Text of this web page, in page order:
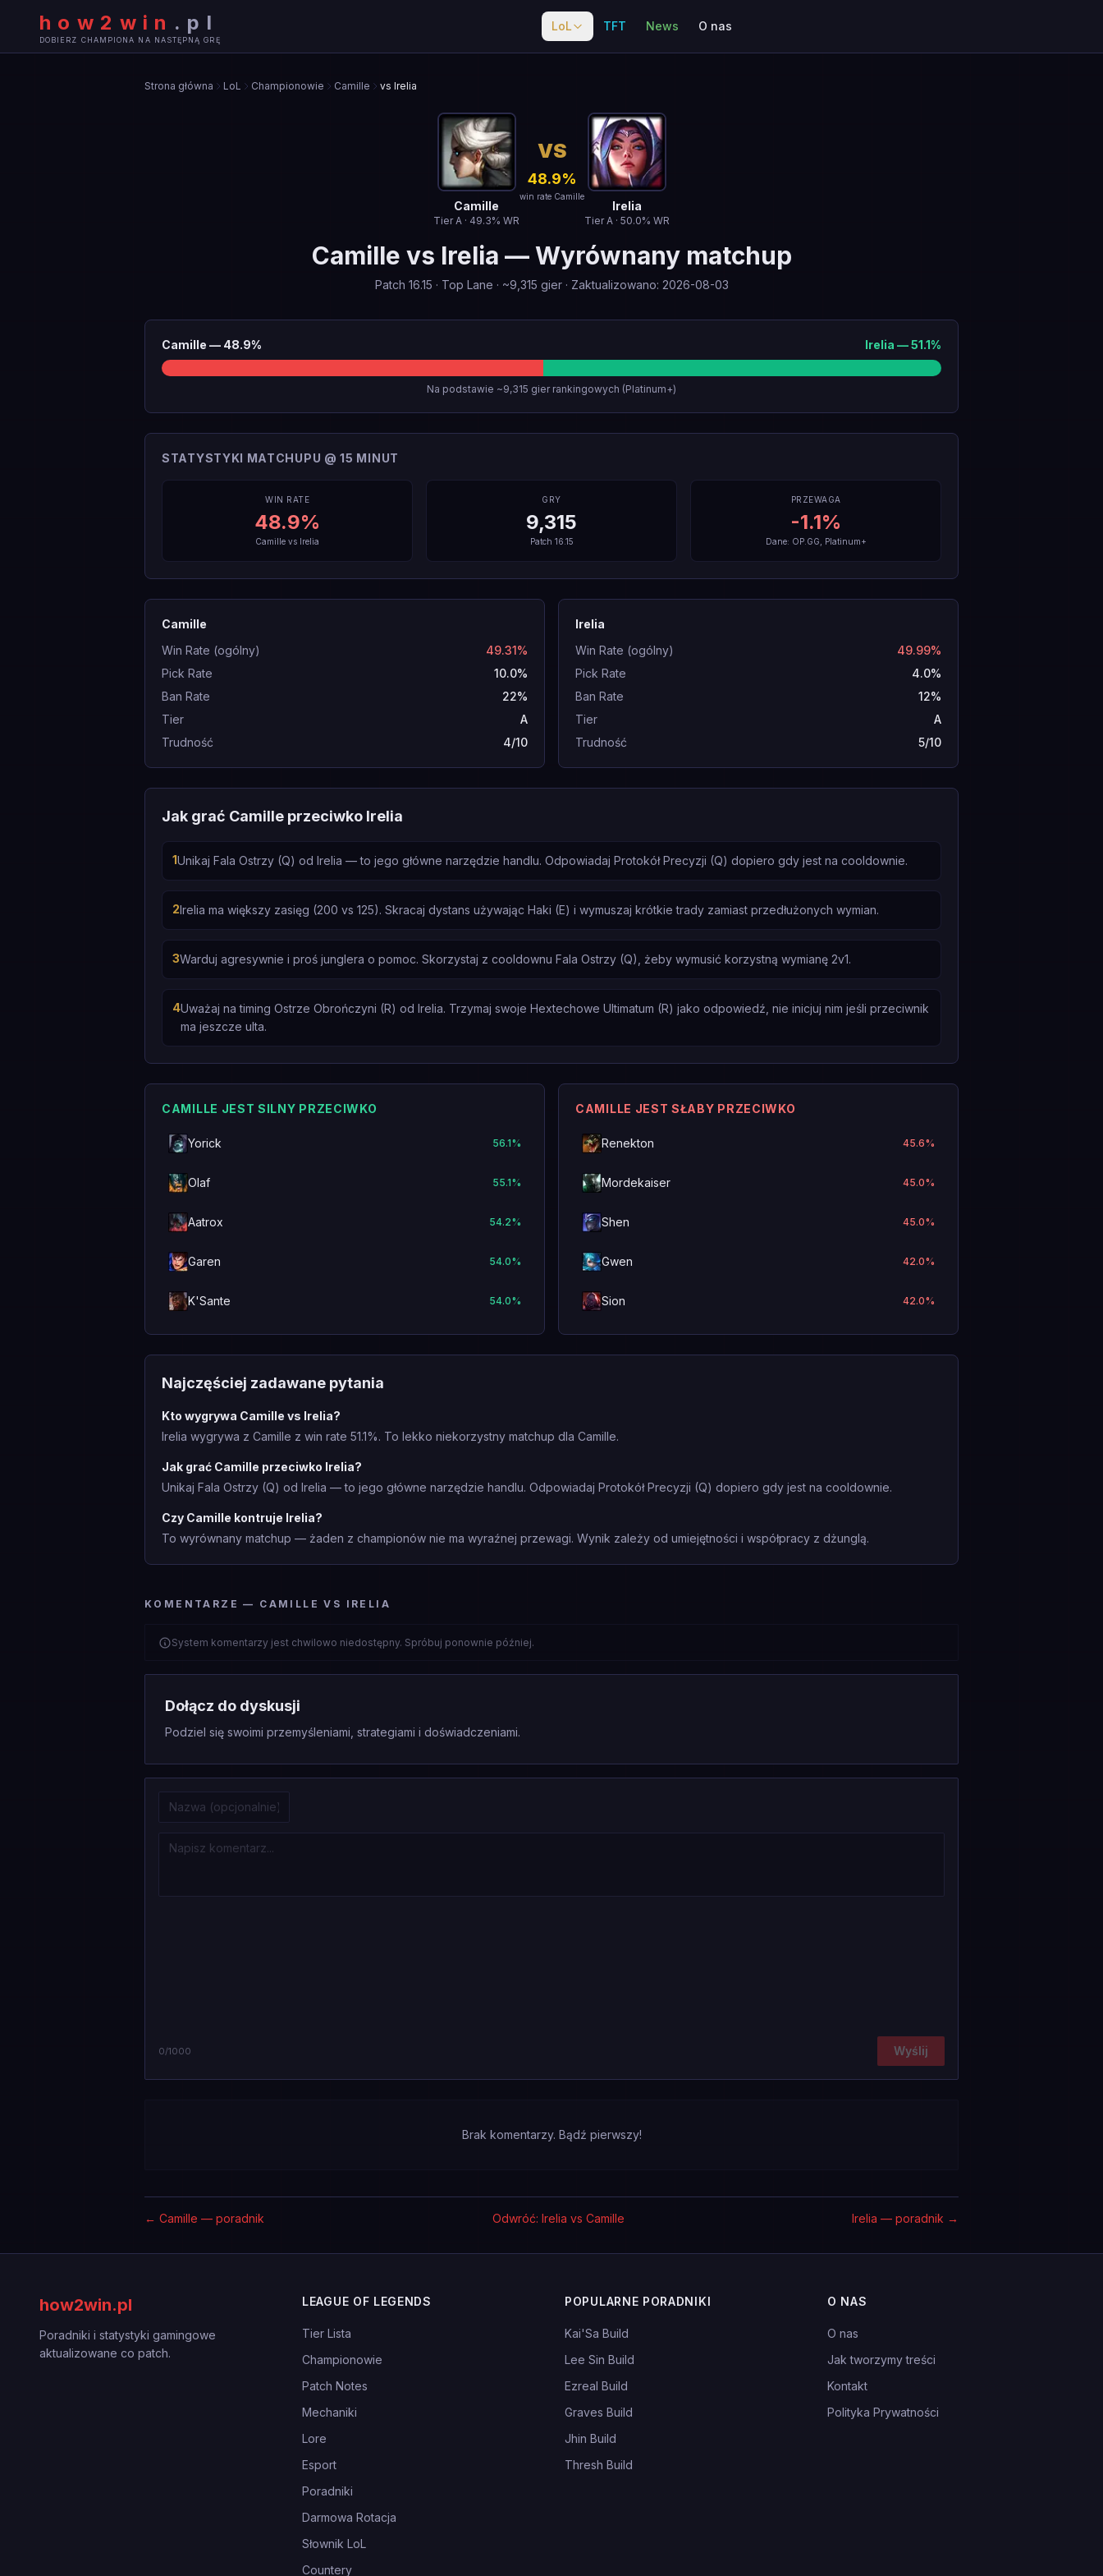
how2win . pl
DOBIERZ CHAMPIONA NA NASTĘPNĄ GRĘ
LoL TFT News O nas
Strona główna LoL Championowie Camille vs Irelia
Camille
TierA · 49.3% WR
VS
48.9%
win rate Camille
Irelia
TierA · 50.0% WR
Camille vs Irelia —Wyrównany matchup
Patch 16.15 · Top Lane · ~9,315 gier· Zaktualizowano: 2026-08-03
Camille — 48.9% Irelia —51.1%
Na podstawie ~9,315 gier rankingowych (Platinum+)
STATYSTYKI MATCHUPU @ 15 MINUT
WIN RATE
48.9%
Camille vs Irelia
GRY
9,315
Patch 16.15
PRZEWAGA
-1.1%
Dane: OP.GG, Platinum+
Camille
Win Rate (ogólny)
49.31%
Pick Rate
10.0%
Ban Rate
22%
Tier
A
Trudność
4/10
Irelia
Win Rate (ogólny)
49.99%
Pick Rate
4.0%
Ban Rate
12%
Tier
A
Trudność
5/10
Jak grać Camille przeciwko Irelia
1Unikaj Fala Ostrzy (Q) od Irelia — to jego główne narzędzie handlu. Odpowiadaj Protokół Precyzji (Q) dopiero gdy jest na cooldownie.
2Irelia ma większy zasięg (200 vs 125). Skracaj dystans używając Haki (E) i wymuszaj krótkie trady zamiast przedłużonych wymian.
3Warduj agresywnie i proś junglera o pomoc. Skorzystaj z cooldownu Fala Ostrzy (Q), żeby wymusić korzystną wymianę 2v1.
4Uważaj na timing Ostrze Obrończyni (R) od Irelia. Trzymaj swoje Hextechowe Ultimatum (R) jako odpowiedź, nie inicjuj nim jeśli przeciwnik
ma jeszcze ulta.
CAMILLE JEST SILNY PRZECIWKO
Yorick 56.1%
Olaf 55.1%
Aatrox 54.2%
Garen 54.0%
K'Sante 54.0%
CAMILLE JEST SŁABY PRZECIWKO
Renekton 45.6%
Mordekaiser 45.0%
Shen 45.0%
Gwen 42.0%
Sion 42.0%
Najczęściej zadawane pytania
Kto wygrywa Camille vs Irelia?
Irelia wygrywa z Camille z win rate 51.1%. To lekko niekorzystny matchup dla Camille.
Jak grać Camille przeciwko Irelia?
Unikaj Fala Ostrzy (Q) od Irelia — to jego główne narzędzie handlu. Odpowiadaj Protokół Precyzji (Q) dopiero gdy jest na cooldownie.
Czy Camille kontruje Irelia?
To wyrównany matchup — żaden z championów nie ma wyraźnej przewagi. Wynik zależy od umiejętności i współpracy z dżunglą.
KOMENTARZE — CAMILLE VS IRELIA
System komentarzy jest chwilowo niedostępny. Spróbuj ponownie później.
Dołącz do dyskusji
Podziel się swoimi przemyśleniami, strategiami i doświadczeniami.
0/1000 Wyślij
Brak komentarzy. Bądź pierwszy!
← Camille — poradnik Odwróć: Irelia vs Camille Irelia — poradnik →
how2win.pl
Poradniki i statystyki gamingowe
aktualizowane co patch.
LEAGUE OF LEGENDS
Tier Lista
Championowie
Patch Notes
Mechaniki
Lore
Esport
Poradniki
Darmowa Rotacja
Słownik LoL
Countery
POPULARNE PORADNIKI
Kai'Sa Build
Lee Sin Build
Ezreal Build
Graves Build
Jhin Build
Thresh Build
O NAS
O nas
Jak tworzymy treści
Kontakt
Polityka Prywatności